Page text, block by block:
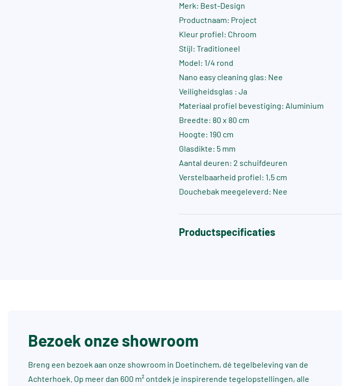
Merk: Best-Design
Productnaam: Project
Kleur profiel: Chroom
Stijl: Traditioneel
Model: 1/4 rond
Nano easy cleaning glas: Nee
Veiligheidsglas : Ja
Materiaal profiel bevestiging: Aluminium
Breedte: 80 x 80 cm
Hoogte: 190 cm
Glasdikte: 5 mm
Aantal deuren: 2 schuifdeuren
Verstelbaarheid profiel: 1,5 cm
Douchebak meegeleverd: Nee
Productspecificaties
Bezoek onze showroom
Breng een bezoek aan onze showroom in Doetinchem, dé tegelbeleving van de
Achterhoek. Op meer dan 600 m² ontdek je inspirerende tegelopstellingen, alle